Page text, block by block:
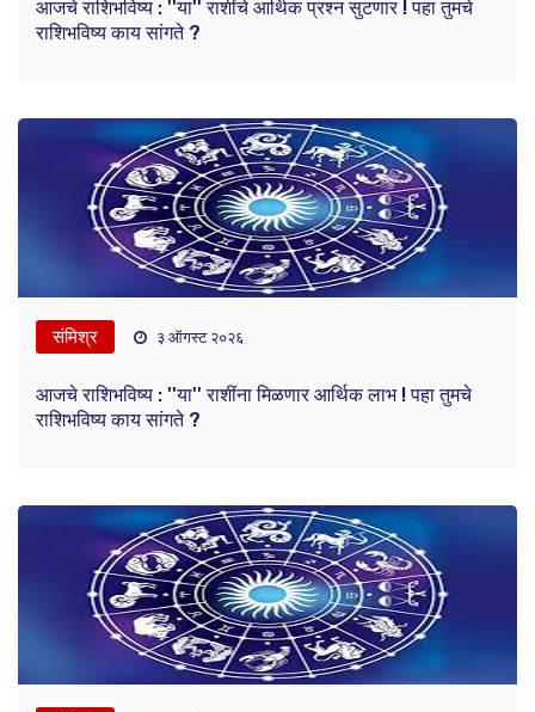
आजचे राशिभविष्य : ''या'' राशींचे आर्थिक प्रश्न सुटणार ! पहा तुमचे
राशिभविष्य काय सांगते ?
संमिश्र ३ ऑगस्ट २०२६
आजचे राशिभविष्य : ''या'' राशींना मिळणार आर्थिक लाभ ! पहा तुमचे
राशिभविष्य काय सांगते ?